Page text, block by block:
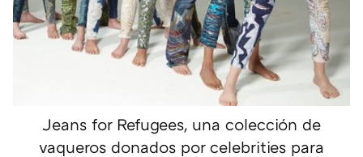
Jeans for Refugees, una colección de
vaqueros donados por celebrities para